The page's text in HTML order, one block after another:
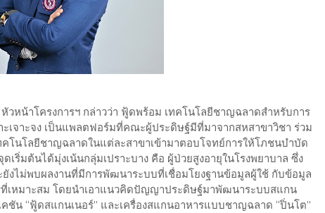
วหน้าโครงการฯ กล่าวว่า ฟู้ดพร้อม เทคโนโลยีชาญฉลาดสำหรับการ
เจาะจง เป็นแพลตฟอร์มที่คณะผู้ประดิษฐ์มีที่มาจากสหสาขาวิชา ร่วม
โนโลยีชาญฉลาดในแต่ละสาขาเข้ามาตอบโจทย์การให้โภชนบำบัด
เริ่มต้นได้มุ่งเน้นกลุ่มเปราะบาง คือ ผู้ป่วยสูงอายุในโรงพยาบาล ซึ่ง
งไม่พบผลงานที่มีการพัฒนาระบบที่เชื่อมโยงฐานข้อมูลผู้ใช้ กับข้อมูล
ที่เหมาะสม โดยนำเอาแนวคิดปัญญาประดิษฐ์มาพัฒนาระบบสแกน
น “ฟู้ดสแกนเนอร์” และเครื่องสแกนอาหารแบบชาญฉลาด “ปิ่นโต”